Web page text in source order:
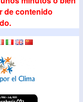
de contenido